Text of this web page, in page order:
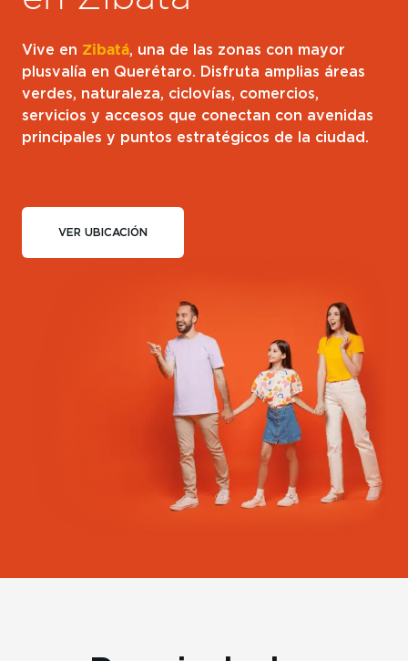
Vive en Zibatá, una de las zonas con mayor
plusvalía en Querétaro. Disfruta amplias áreas
verdes, naturaleza, ciclovías, comercios,
servicios y accesos que conectan con avenidas
principales y puntos estratégicos de la ciudad.
VER UBICACIÓN